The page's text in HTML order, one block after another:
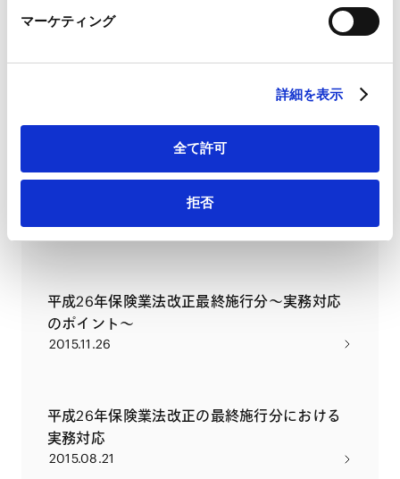
LinkedIn プライバシーポリシー（
HubSpot プライバシーポリシー（外部サイト）
マーケティング
詳細を表示
全て許可
拒否
SEMINARS
FinTech、InsTechと保険業、保険業法
2016.11.25
平成26年保険業法改正最終施行分～実務対応
のポイント～
2015.11.26
平成26年保険業法改正の最終施行分における
実務対応
2015.08.21